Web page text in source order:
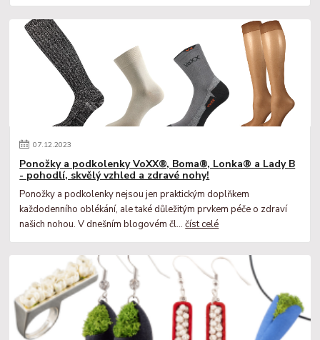
07.12.2023
Ponožky a podkolenky VoXX®, Boma®, Lonka® a Lady B
- pohodlí, skvělý vzhled a zdravé nohy!
Ponožky a podkolenky nejsou jen praktickým doplňkem
každodenního oblékání, ale také důležitým prvkem péče o zdraví
našich nohou. V dnešním blogovém čl...číst celé